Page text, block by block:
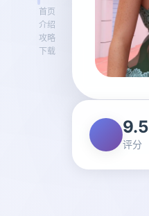
首页
介绍
攻略
下载
9.5
评分